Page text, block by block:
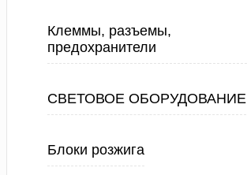
Клеммы, разъемы,
предохранители
СВЕТОВОЕ ОБОРУДОВАНИЕ
Блоки розжига